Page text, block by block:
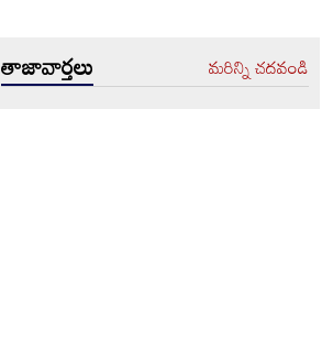
తాజావార్తలు మరిన్ని చదవండి